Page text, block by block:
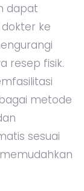
dapat
ke
resep fisik.
metode
sesuai